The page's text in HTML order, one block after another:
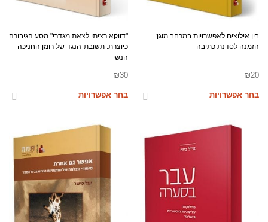
בין אילוצים לאפשרויות במרחב מוגן:
הזמנה לסדנת כתיבה
₪20
בחר אפשרויות
"דווקא רציתי לצאת מגדרי" מסע הגיבורה
כיוצרת: תשובת-הנגד של רומן החניכה
הנשי
₪30
בחר אפשרויות